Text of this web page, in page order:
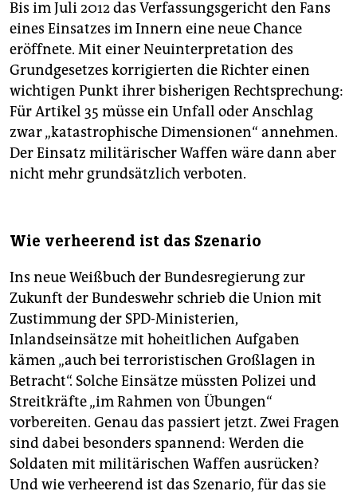
Bis im Juli 2012 das Verfassungsgericht den Fans
eines Einsatzes im Innern eine neue Chance
eröffnete. Mit einer Neuinterpretation des
Grundgesetzes korrigierten die Richter einen
wichtigen Punkt ihrer bisherigen Rechtsprechung:
Für Artikel 35 müsse ein Unfall oder Anschlag
zwar „katastrophische Dimensionen“ annehmen.
Der Einsatz militärischer Waffen wäre dann aber
nicht mehr grundsätzlich verboten.
Wie verheerend ist das Szenario
Ins neue Weißbuch der Bundesregierung zur
Zukunft der Bundeswehr schrieb die Union mit
Zustimmung der SPD-Ministerien,
Inlandseinsätze mit hoheitlichen Aufgaben
kämen „auch bei terroristischen Großlagen in
Betracht“. Solche Einsätze müssten Polizei und
Streitkräfte „im Rahmen von Übungen“
vorbereiten. Genau das passiert jetzt. Zwei Fragen
sind dabei besonders spannend: Werden die
Soldaten mit militärischen Waffen ausrücken?
Und wie verheerend ist das Szenario, für das sie